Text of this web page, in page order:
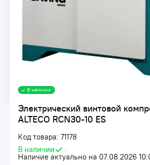
Электрический винтовой
ALTECO RCN30-10 ES
Код товара: 71178
В наличии
•
Наличие актуально на 07.08.2026
В наличии